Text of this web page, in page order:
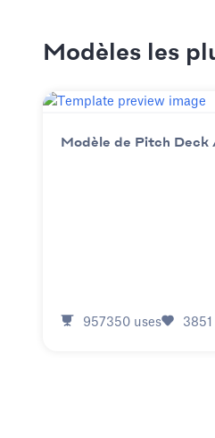
Modèles les
Modèle de Pitch Deck
957350 uses 3851